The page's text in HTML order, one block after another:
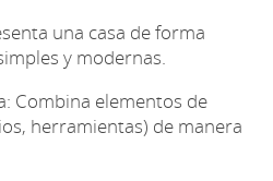
una casa de forma
y modernas.
Combina elementos de
herramientas) de manera